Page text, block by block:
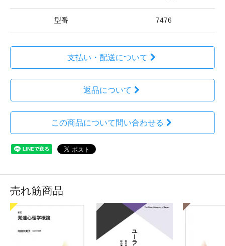
型番 7476
支払い・配送について
返品について
この商品について問い合わせる
売れ筋商品